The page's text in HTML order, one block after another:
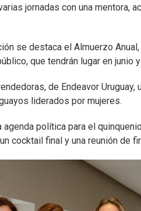
jornadas con una mentora,
se destaca el Almuerzo
que tendrán lugar en junio
de Endeavor
liderados por mujeres.
agenda política para el
cocktail final y una reunión de